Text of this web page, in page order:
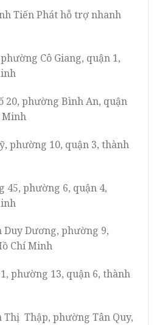
Tiến Phát hỗ trợ nhanh
Cô Giang, quận 1,
20, phường Bình An, quận
Minh
phường 10, quận 3, thành
45, phường 6, quận 4,
Duy Dương, phường 9,
Chí Minh
phường 13, quận 6, thành
Thị Thập, phường Tân Quy,